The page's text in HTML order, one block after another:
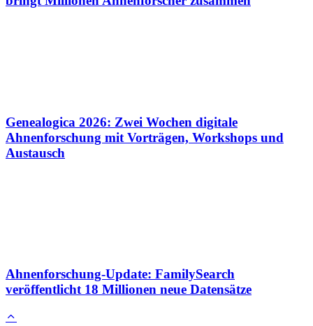
Genealogica 2026: Zwei Wochen digitale
Ahnenforschung mit Vorträgen, Workshops und
Austausch
Ahnenforschung-Update: FamilySearch
veröffentlicht 18 Millionen neue Datensätze